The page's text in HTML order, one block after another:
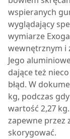
wspieranych
wyglądający
wymiarze
wewnętrznym i
Jego
dające też
błąd. W
kg, podczas
wartość 2,27
zapewne przez
skorygować.